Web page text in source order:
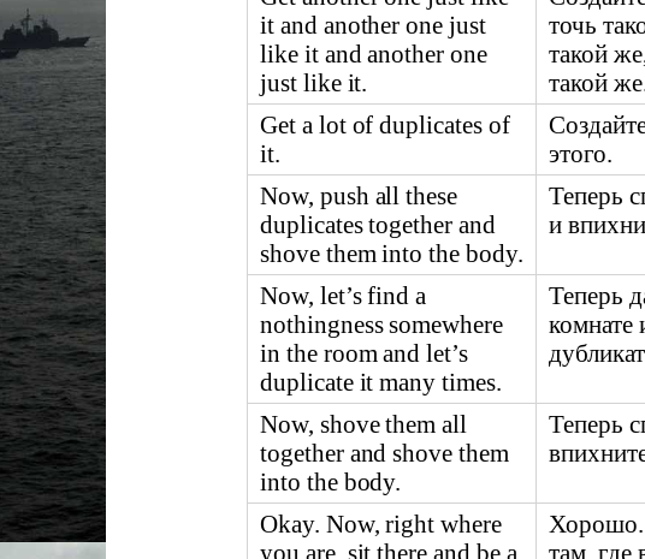
it and another one just
like it and another one
just like it.
точь
такой
такой
Get a lot of duplicates of
it.
этого.
Now, push all these
duplicates together and
shove them into the body.
Теперь
и
Now, let’s find a
nothingness somewhere
in the room and let’s
duplicate it many times.
Теперь
комнате
Now, shove them all
together and shove them
into the body.
Теперь
Okay. Now, right where
you are, sit there and be a
Хорошо.
там, где